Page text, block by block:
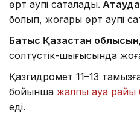
өрт қаупі сақталады. Ақтауда
болып, жоғары өрт қаупі
Батыс Қазақстан
солтүстік-шығысында
Қазгидромет 11–13
бойынша жалпы ауа
еді.